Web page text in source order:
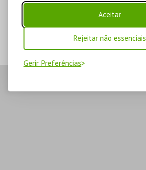
Aceitar
Rejeitar não essenciais
Gerir Preferências